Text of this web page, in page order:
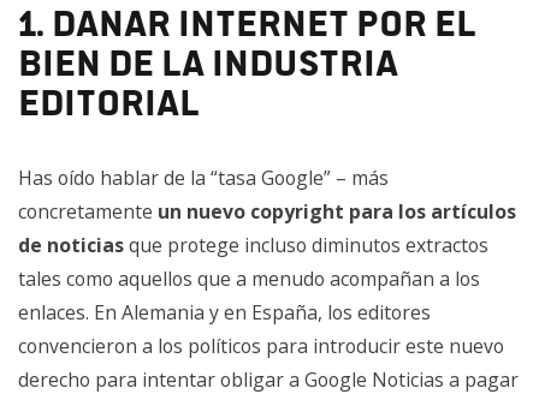
1. Dañar internet por el
bien de la industria
editorial
Has oído hablar de la “tasa Google” – más
concretamente un nuevo copyright para los artículos
de noticiasque protege incluso diminutos extractos
tales como aquellos que a menudo acompañan a los
enlaces. En Alemania y en España, los editores
convencieron a los políticos para introducir este nuevo
derecho para intentar obligar a Google Noticias a pagar